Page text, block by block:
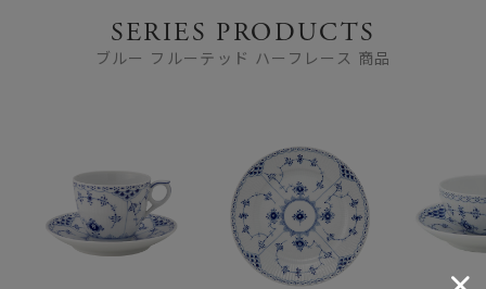
SERIES PRODUCTS
ブルー フルーテッド ハーフレース 商品